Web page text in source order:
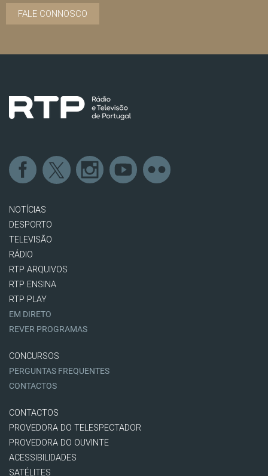
FALE CONNOSCO
NOTÍCIAS
DESPORTO
TELEVISÃO
RÁDIO
RTP ARQUIVOS
RTP ENSINA
RTP PLAY
EM DIRETO
REVER PROGRAMAS
CONCURSOS
PERGUNTAS FREQUENTES
CONTACTOS
CONTACTOS
PROVEDORA DO TELESPECTADOR
PROVEDORA DO OUVINTE
ACESSIBILIDADES
SATÉLITES